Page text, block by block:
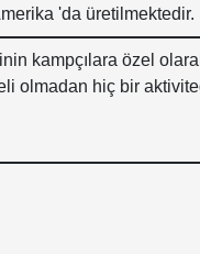
'da üretilmektedir.
kampçılara özel
olmadan hiç bir